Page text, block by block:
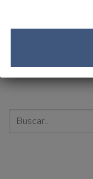
VISITA A